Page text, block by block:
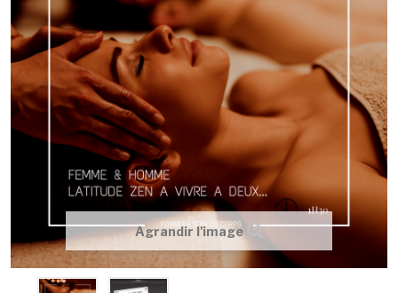
Agrandir l'image